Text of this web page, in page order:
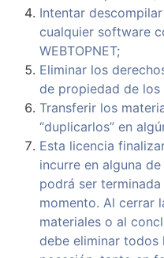
Intentar
cualquier software
WEBTOPNET;
Eliminar los
de propiedad de los
Transferir los
“duplicarlos” en
Esta licencia
incurre en alguna
podrá ser terminada
momento. Al cerrar
materiales o al
debe eliminar todos